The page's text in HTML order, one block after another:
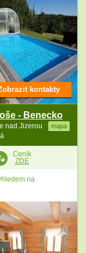
- Benecko
nad Jizerou mapa
kontakty
Ceník
ZDE
na